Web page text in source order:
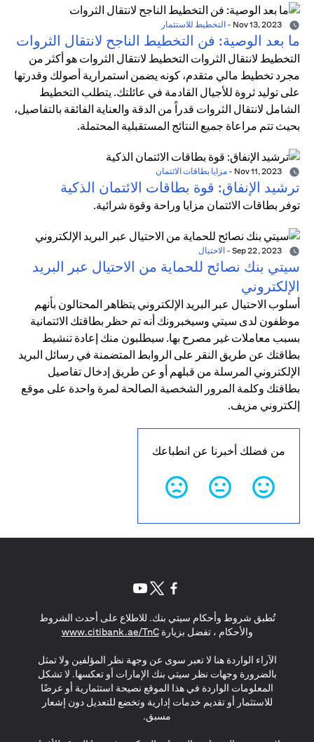
- التخطيط للاستثمار
ما بعد الوصية: فن التخطيط الناجح لانتقال الثروات
التخطيط لانتقال الثروات التخطيط لانتقال الثروات هو أكثر من
مجرد تخطيط مالي متقدم، كونه يضمن استمرارية أصولك وقدرتها
على توليد ثروة للأجيال القادمة في عائلتك. يتطلب التخطيط
الشامل لانتقال الثروات قدراً من الدقة والعناية الفائقة بالتفاصيل،
بحيث تتم مراعاة جميع النتائج المستقبلية المحتملة.
- مزايا بطاقات الائتمان
ترشيد الإنفاق: قوة بطاقات الائتمان الذكية
توفر بطاقات الائتمان مزايا وراحة وقوة شرائية.
- الاحتيال
سيتي بنك نصائح للحماية من الاحتيال عبر البريد
الإلكتروني
أسلوب الاحتيال عبر البريد الإلكتروني يتظاهر المحتالون بأنهم
موظفون لدى سيتي وسيخبرونك أنه تم حظر بطاقتك الائتمانية
بسبب معاملات غير مصرح بها. سيطلبون منك إعادة تنشيط
بطاقتك عن طريق النقر على الروابط المتضمنة في رسائل البريد
الإلكتروني المرسلة من قبلهم أو عن طريق إدخال تفاصيل
بطاقتك وكلمة المرور الشخصية الصالحة لمرة واحدة على موقع
إلكتروني مزيف.
من فضلك أخبرنا عن انطباعك
تُطبق شروط وأحكام سيتي بنك. للاطلاع على أحدث الشروط
والأحكام ، تفضل بزيارةwww.citibank.ae/TnC
(opens in a new tab)
الآراء الواردة هنا لا تعبر سوى عن وجهة نظر المؤلفين ولا تمثل
بالضرورة وجهات نظر سيتي بنك الإمارات أو تعكسها. لا تشكل
المعلومات الواردة في هذا الموقع نصيحة استثمارية أو عرضًا
للاستثمار أو تقديم خدمات إدارية وتخضع للتعديل دون إشعار
مسبق.